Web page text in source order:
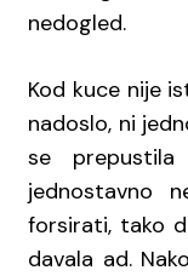
nedogled.
Kod kuce nije
nadoslo, ni
se
jednostavno
forsirati, tako
davala ad.